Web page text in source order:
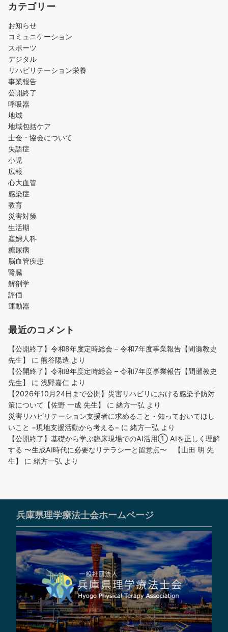
カテゴリー
お知らせ
コミュニケーション
スポーツ
デジタル
リハビリテーション栄養
事業報告
公開終了
呼吸器
地域
地域包括ケア
士会・協会について
失語症
小児
広報
心大血管
感染症
教育
災害対策
生活期
産婦人科
糖尿病
脳血管疾患
腎臓
解剖学
評価
運動器
最近のコメント
【公開終了】令和8年度定時総会 – 令和7年度事業報告【間瀬教史
先生】
に 熊谷陽造 より
【公開終了】令和8年度定時総会 – 令和7年度事業報告【間瀬教史
先生】
に 浅野嘉仁 より
【2026年10月24日まで公開】災害リハビリにおける感染予防対
策について【佐野 一成 先生】
に 緒方一弘 より
災害リハビリテーション支援者に求めること・知っておいてほし
いこと −現地支援活動から考える− に 緒方一弘 より
【公開終了】基礎から学ぶ臨床現場でのAI活用① AIを正しく理解
する 〜生成AI時代に必要なリテラシーと留意点〜 【山田 明 先
生】
に 緒方一弘 より
兵庫県理学療法士会ホームページ